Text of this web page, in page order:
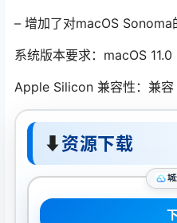
– 增加了对macOS Sonoma
系统版本要求：macOS 11.0
Apple Silicon 兼容性：兼容
⬇资源下载